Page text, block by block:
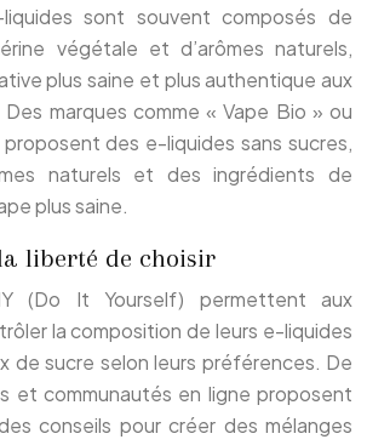
sont souvent composés de
végétale et d’arômes naturels,
plus saine et plus authentique aux
marques comme « Vape Bio » ou
des e-liquides sans sucres,
naturels et des ingrédients de
plus saine.
liberté de choisir
(Do It Yourself) permettent aux
la composition de leurs e-liquides
de sucre selon leurs préférences. De
et communautés en ligne proposent
conseils pour créer des mélanges